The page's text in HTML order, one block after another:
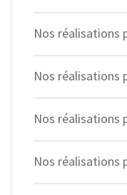
Nos réalisations
Nos réalisations
Nos réalisations
Nos réalisations